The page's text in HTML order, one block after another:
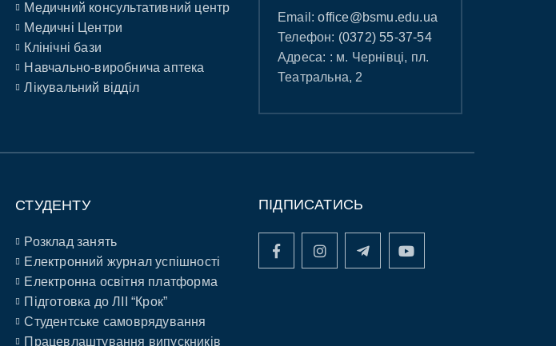
Медичний консультативний центр
Медичні Центри
Клінічні бази
Навчально-виробнича аптека
Лікувальний відділ
Email:office@bsmu.edu.ua
Телефон: (0372) 55-37-54
Адреса: : м. Чернівці, пл.
Театральна, 2
СТУДЕНТУ
Розклад занять
Електронний журнал успішності
Електронна освітня платформа
Підготовка до ЛІІ “Крок”
Студентське самоврядування
Працевлаштування випускників
ПІДПИСАТИСЬ